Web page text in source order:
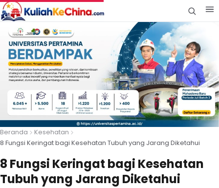
Beranda
Kesehatan
8 Fungsi Keringat bagi Kesehatan Tubuh yang Jarang Diketahui
8 Fungsi Keringat bagi Kesehatan
Tubuh yang Jarang Diketahui